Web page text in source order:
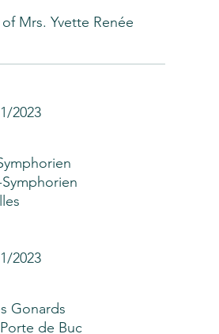
Mrs. Yvette Renée
2023
2023
Gonards
de Buc